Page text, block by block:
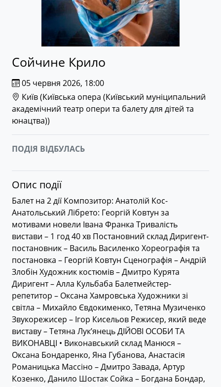
Сойчине Крило
05 червня 2026, 18:00
Київ (Київська опера (Київський муніципальний
академічний театр опери та балету для дітей та
юнацтва))
ПОДІЯ ВІДБУЛАСЬ
Опис події
Балет на 2 дії Композитор: Анатолій Кос-
Анатольський Лібрето: Георгій Ковтун за
мотивами новели Івана Франка Тривалість
вистави – 1 год 40 хв Постановний склад Диригент-
постановник – Василь Василенко Хореографія та
постановка – Георгій Ковтун Сценографія – Андрій
Злобін Художник костюмів – Дмитро Курята
Диригент – Алла Кульбаба Балетмейстер-
репетитор – Оксана Хамровська Художники зі
світла – Михайло Євдокименко, Тетяна Музиченко
Звукорежисер – Ігор Кисельов Режисер, який веде
виставу – Тетяна Лук’янець ДІЙОВІ ОСОБИ ТА
ВИКОНАВЦІ • Виконавський склад Манюся –
Оксана Бондаренко, Яна Губанова, Анастасія
Романицька Массіно – Дмитро Завада, Артур
Козенко, Данило Шостак Сойка – Богдана Бондар,